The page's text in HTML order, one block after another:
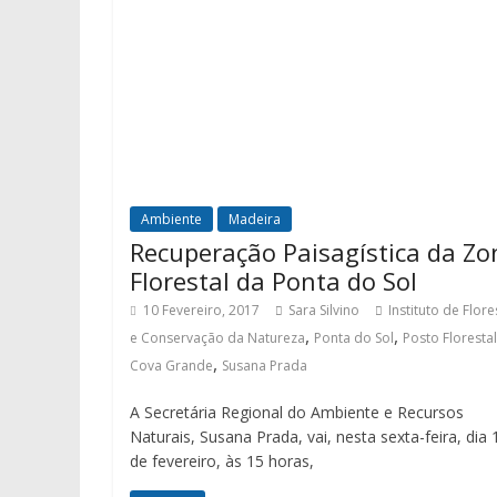
Ambiente Madeira
Recuperação Paisagística da
Florestal da Ponta do Sol
10 Fevereiro, 2017 Sara Silvino
Instituto de
e Conservação da Natureza, Ponta do Sol, Posto
Cova Grande, Susana Prada
A Secretária Regional do Ambiente e Recursos
Naturais, Susana Prada, vai, nesta sexta-feira, dia
de fevereiro, às 15 horas,